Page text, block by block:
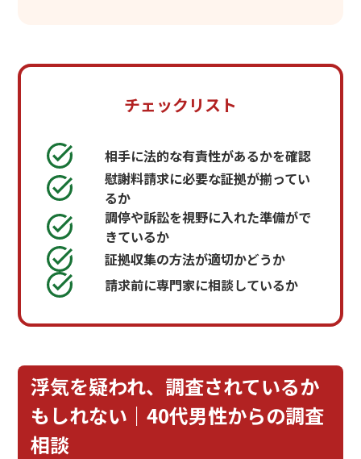
チェックリスト
相手に法的な有責性があるかを確認
慰謝料請求に必要な証拠が揃ってい
るか
調停や訴訟を視野に入れた準備がで
きているか
証拠収集の方法が適切かどうか
請求前に専門家に相談しているか
浮気を疑われ、調査されているか
もしれない｜40代男性からの調査
相談